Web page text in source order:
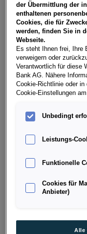
VW Golf Variant
115 PS
der Übermittlung der
enthaltenen
Cookies, die für
werden, finden Sie in
Webseite.
Es steht Ihnen frei, Ihre
verweigern oder
Verantwortlich für diese
Bank AG. Nähere
Cookie-Richtlinie oder
Cookie-Einstellungen
Unbedingt
Leistungs-
Funktionelle
Cookies für
Anbieter)
Alle